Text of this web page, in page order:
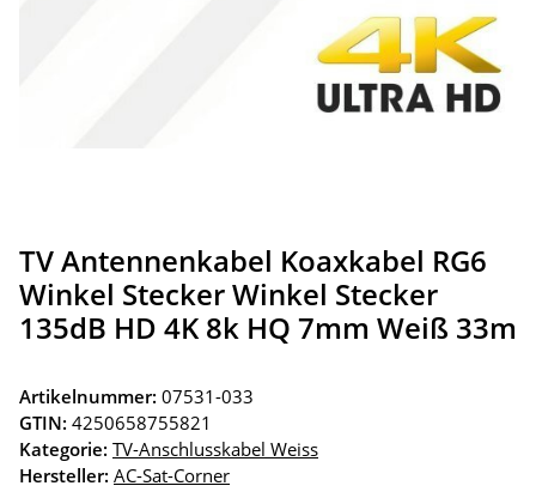
TV Antennenkabel Koaxkabel RG6
Winkel Stecker Winkel Stecker
135dB HD 4K 8k HQ 7mm Weiß 33m
Artikelnummer: 07531-033
GTIN: 4250658755821
Kategorie: TV-Anschlusskabel Weiss
Hersteller: AC-Sat-Corner